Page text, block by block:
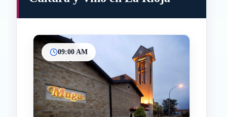
InicioParadas intermedias
Final
09:00 AM